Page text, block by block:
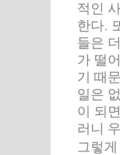
적인
한다.
들은
가 떨
기 때
일은
이 되
러니
그렇